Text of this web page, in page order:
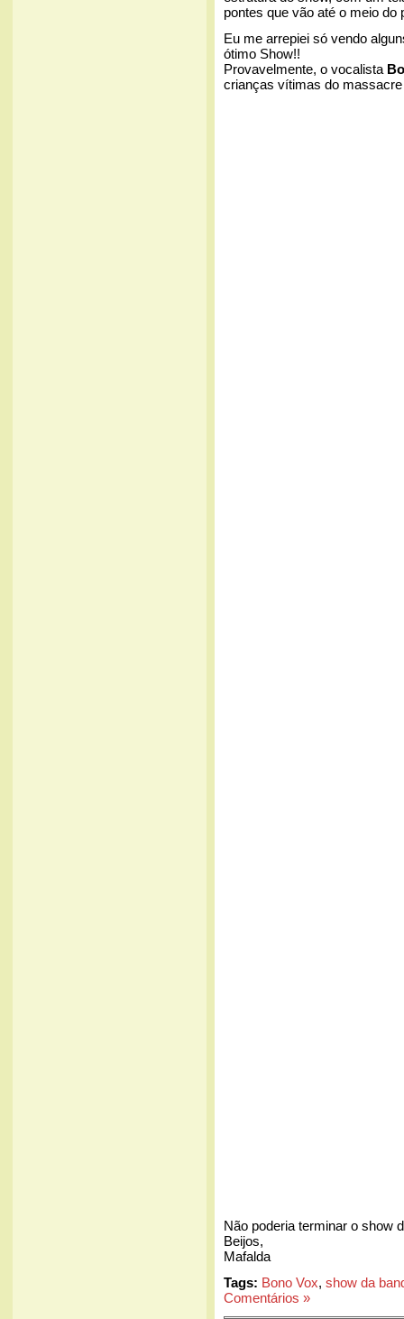
pontes que vão até o meio do
Eu me arrepiei só vendo
ótimo Show!!
Provavelmente, o vocalista
crianças vítimas do
Não poderia terminar o show
Beijos,
Mafalda
Tags: Bono Vox, show da
Comentários »